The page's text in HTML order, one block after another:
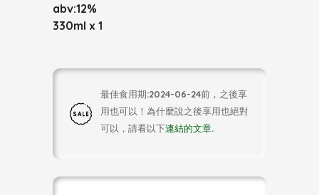
abv:12%
330ml x 1
最佳食用期:2024-06-24前，之後享
用也可以！為什麼說之後享用也絕對
可以，請看以下連結的文章.